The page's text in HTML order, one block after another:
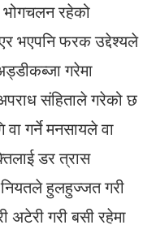
भोगचलन रहेको
भएपनि फरक उद्देश्यले
गरेमा
संहिताले गरेको छ
गर्ने मनसायले वा
डर त्रास
हुलहुज्जत गरी
अटेरी गरी बसी रहेमा